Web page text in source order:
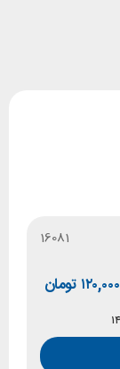
16081
تومان ۱۲۰,۰۰۰